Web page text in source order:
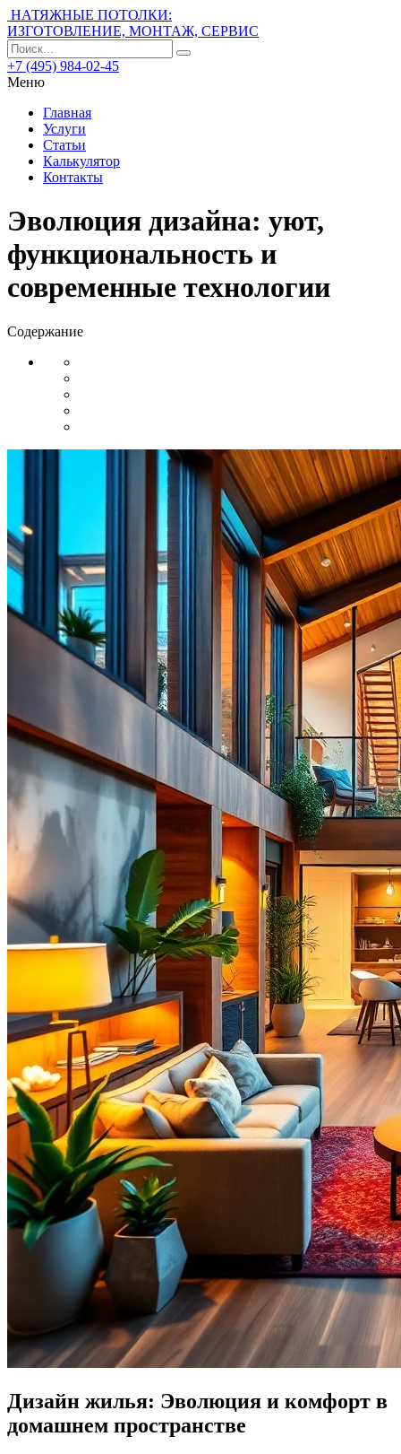
НАТЯЖНЫЕ ПОТОЛКИ:
ИЗГОТОВЛЕНИЕ, МОНТАЖ, СЕРВИС
+7 (495) 984-02-45
Меню
Главная
Услуги
Статьи
Калькулятор
Контакты
Эволюция дизайна: уют,
функциональность и
современные технологии
Содержание
Дизайн жилья: Эволюция и комфорт в
домашнем пространстве